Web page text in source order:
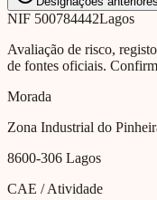
NIF 500784442Lagos
Avaliação de risco,
de fontes oficiais.
Morada
Zona Industrial do
8600-306 Lagos
CAE / Atividade